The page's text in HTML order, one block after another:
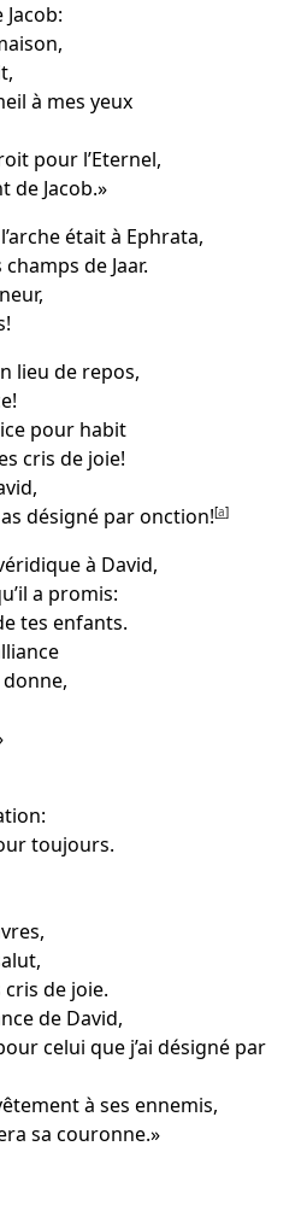
à mes yeux
pour l’Eternel,
de Jacob.»
était à Ephrata,
de Jaar.
lieu de repos,
pour habit
cris de joie!
désigné par onction![a]
à David,
a promis:
tes enfants.
toujours.
de joie.
de David,
celui que j’ai désigné par
à ses ennemis,
sa couronne.»